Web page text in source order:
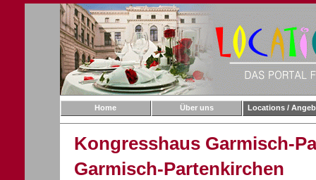
Home Über uns Locations /
Kongresshaus Garmisch-
Garmisch-Partenkirchen